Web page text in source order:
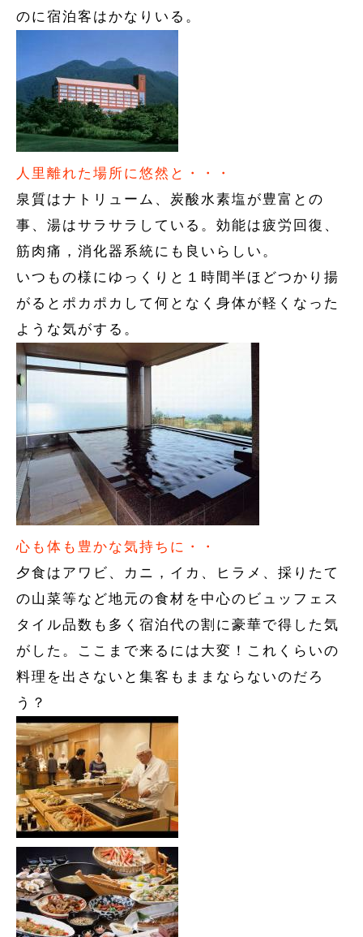
のに宿泊客はかなりいる。
人里離れた場所に悠然と・・・
泉質はナトリューム、炭酸水素塩が豊富との
事、湯はサラサラしている。効能は疲労回復、
筋肉痛，消化器系統にも良いらしい。
いつもの様にゆっくりと１時間半ほどつかり揚
がるとポカポカして何となく身体が軽くなった
ような気がする。
心も体も豊かな気持ちに・・
夕食はアワビ、カニ，イカ、ヒラメ、採りたて
の山菜等など地元の食材を中心のビュッフェス
タイル品数も多く宿泊代の割に豪華で得した気
がした。ここまで来るには大変！これくらいの
料理を出さないと集客もままならないのだろ
う？